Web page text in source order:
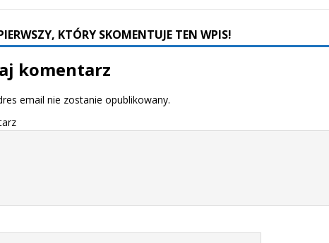
KTÓRY SKOMENTUJE TEN WPIS!
komentarz
email nie zostanie opublikowany.